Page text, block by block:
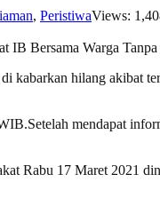
, PeristiwaViews:
kabarkan hilang akibat
mendapat
Rabu 17 Maret 2021